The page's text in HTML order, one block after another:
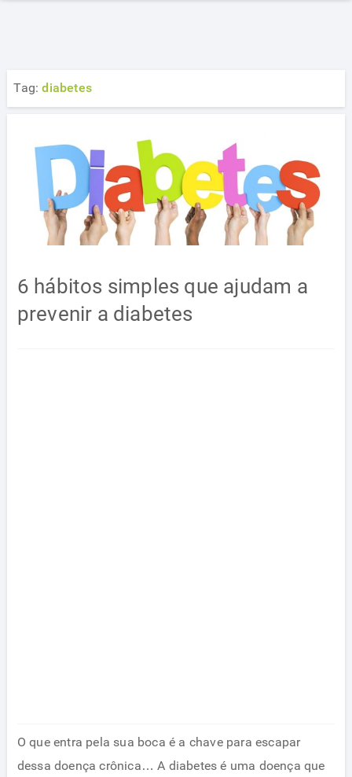
Tag:diabetes
6 hábitos simples que ajudam a
prevenir a diabetes
O que entra pela sua boca é a chave para escapar
dessa doença crônica… A diabetes é uma doença que